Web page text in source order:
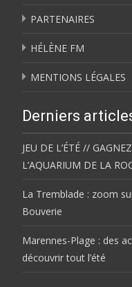
PARTENAIRES
HÉLÈNE FM
MENTIONS LÉGALES
Derniers
JEU DE L’ÉTÉ //
L’AQUARIUM DE LA
La Tremblade : zoom
Bouverie
Marennes-Plage : des
découvrir tout l’été